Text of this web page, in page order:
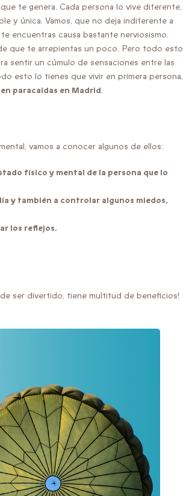
te genera. Cada persona lo vive diferente,
y única. Vamos, que no deja indiferente a
encuentras causa bastante nerviosismo.
que te arrepientas un poco. Pero todo esto
sentir un cúmulo de sensaciones entre las
esto lo tienes que vivir en primera persona,
paracaidas en Madrid.
vamos a conocer algunos de ellos:
físico y mental de la persona que lo
y también a controlar algunos miedos,
los reflejos.
ser divertido, tiene multitud de beneficios!